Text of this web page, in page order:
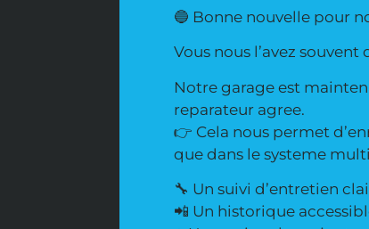
🔵 Bonne nouvelle pour
Vous nous l’avez
Notre garage est
reparateur agree.
👉 Cela nous permet
que dans le systeme
🔧 Un suivi d’entretien
📲 Un historique